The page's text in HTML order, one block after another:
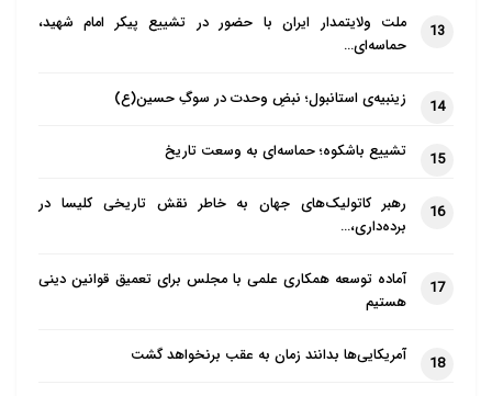
13
ملت ولایتمدار ایران با حضور در تشییع پیکر امام شهید،
حماسه‌ای…
14 زینبیه‌ی استانبول؛ نبضِ وحدت در سوگِ حسین(ع)
15 تشییع باشکوه؛ حماسه‌ای به وسعت تاریخ
16
رهبر کاتولیک‌های جهان به خاطر نقش تاریخی کلیسا در
برده‌داری،…
17
آماده توسعه همکاری علمی با مجلس برای تعمیق قوانین دینی
هستیم
18 آمریکایی‌ها بدانند زمان به عقب برنخواهد گشت